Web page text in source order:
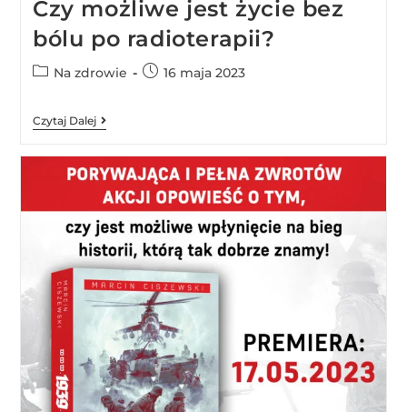
Czy możliwe jest życie bez
bólu po radioterapii?
Na zdrowie 16 maja 2023
Czytaj Dalej